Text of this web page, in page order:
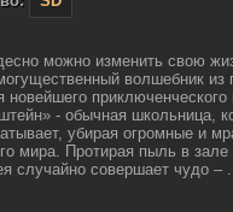
можно изменить свою
волшебник из
новейшего приключенческого
- обычная школьница,
убирая огромные и
мира. Протирая пыль в зале
случайно совершает чудо –